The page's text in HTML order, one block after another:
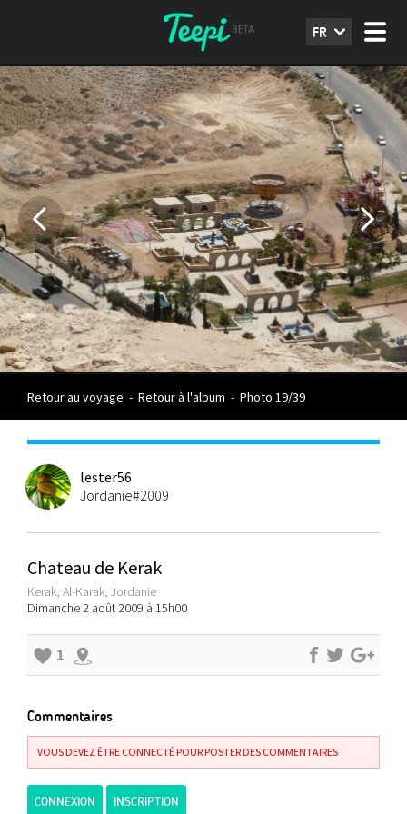
FR
Retour au voyage - Retour à l'album - Photo 19/39
lester56
Jordanie#2009
Chateau de Kerak
Kerak, Al-Karak, Jordanie
Dimanche 2 août 2009 à 15h00
1
Commentaires
VOUS DEVEZ ÊTRE CONNECTÉ POUR POSTER DES COMMENTAIRES
CONNEXION INSCRIPTION